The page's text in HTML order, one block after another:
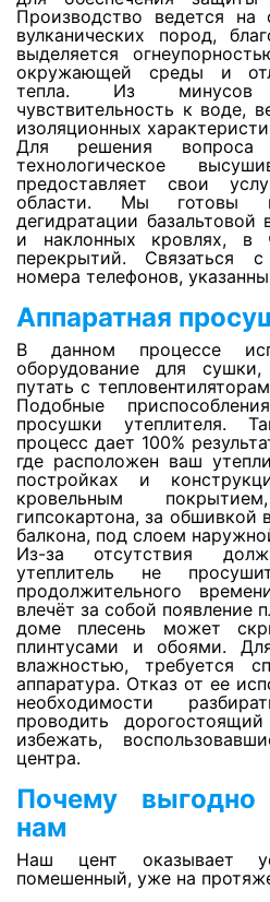
Оценка ущерба после
Просушка сауны
Просушка джакузи
Просушка бассейнов
Просушка
Откачка воды с
Откачка воды с пола
Откачка воды с
Просушка
Просушка кварц-
Просушка утеплителя
Сушка ковролина
Сушка линолеума
Производство ведется на
вулканических пород,
выделяется
окружающей среды и
тепла. Из минусов
чувствительность к воде,
изоляционных
Для решения вопроса
технологическое
предоставляет свои
области. Мы готовы
дегидратации базальтовой
и наклонных кровлях, в
перекрытий.
номера телефонов,
Аппаратная
В данном процессе
оборудование для
путать с
Подобные
просушки утеплителя.
процесс дает 100%
где расположен ваш
постройках и
кровельным
гипсокартона, за обшивкой
балкона, под слоем
Из-за отсутствия
утеплитель не
продолжительного
влечёт за собой появление
доме плесень может
плинтусами и обоями.
влажностью, требуется
аппаратура. Отказ от ее
необходимости
проводить
избежать,
центра.
Почему выгодно
нам
Наш цент оказывает
помешенный, уже на